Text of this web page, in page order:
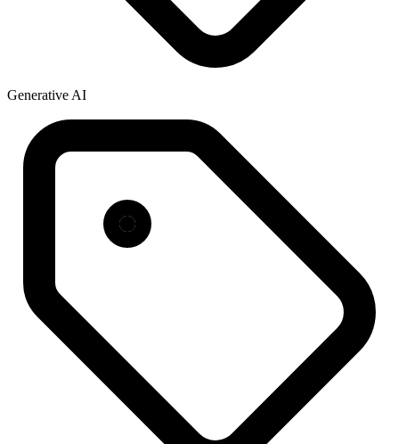
Generative AI